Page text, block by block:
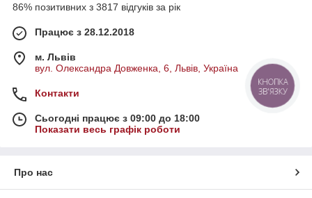
86% позитивних з 3817 відгуків за рік
Працює з 28.12.2018
м. Львів
вул. Олександра Довженка, 6, Львів, Україна
Контакти
Сьогодні працює з 09:00 до 18:00
Показати весь графік роботи
Про нас
КНОПКА
ЗВ'ЯЗКУ